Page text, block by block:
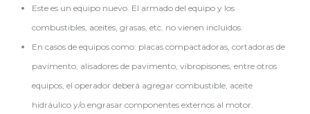
Este es un equipo nuevo. El armado del equipo y los
combustibles, aceites, grasas, etc. no vienen incluidos.
En casos de equipos como: placas compactadoras, cortadoras de
pavimento, alisadores de pavimento, vibropisones, entre otros
equipos, el operador deberá agregar combustible, aceite
hidráulico y/o engrasar componentes externos al motor.